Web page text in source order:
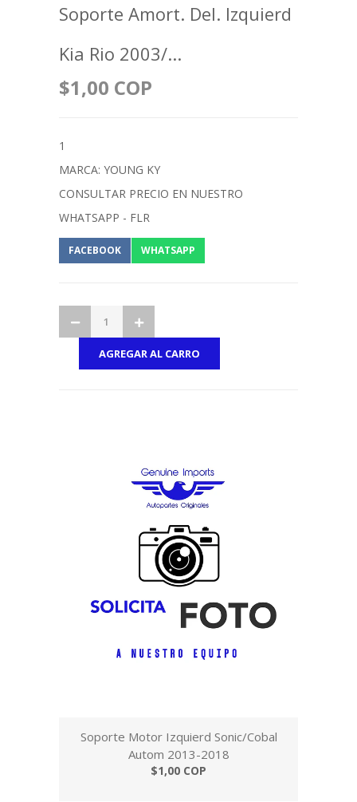
Soporte Amort. Del. Izquierd
Kia Rio 2003/...
$1,00 COP
1
MARCA: YOUNG KY
CONSULTAR PRECIO EN NUESTRO
WHATSAPP - FLR
FACEBOOK WHATSAPP
Soporte Motor Izquierd Sonic/Cobal
Autom 2013-2018
$1,00 COP